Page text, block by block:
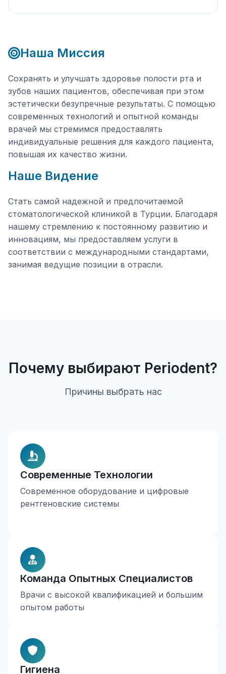
Наша Миссия
Сохранять и улучшать здоровье полости рта и
зубов наших пациентов, обеспечивая при этом
эстетически безупречные результаты. С помощью
современных технологий и опытной команды
врачей мы стремимся предоставлять
индивидуальные решения для каждого пациента,
повышая их качество жизни.
Наше Видение
Стать самой надежной и предпочитаемой
стоматологической клиникой в Турции. Благодаря
нашему стремлению к постоянному развитию и
инновациям, мы предоставляем услуги в
соответствии с международными стандартами,
занимая ведущие позиции в отрасли.
Почему выбирают Periodent?
Причины выбрать нас
Современные Технологии
Современное оборудование и цифровые
рентгеновские системы
Команда Опытных Специалистов
Врачи с высокой квалификацией и большим
опытом работы
Гигиена